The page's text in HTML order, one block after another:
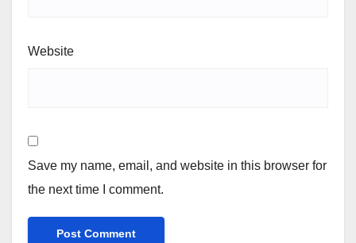
Website
Save my name, email, and website in this browser for
the next time I comment.